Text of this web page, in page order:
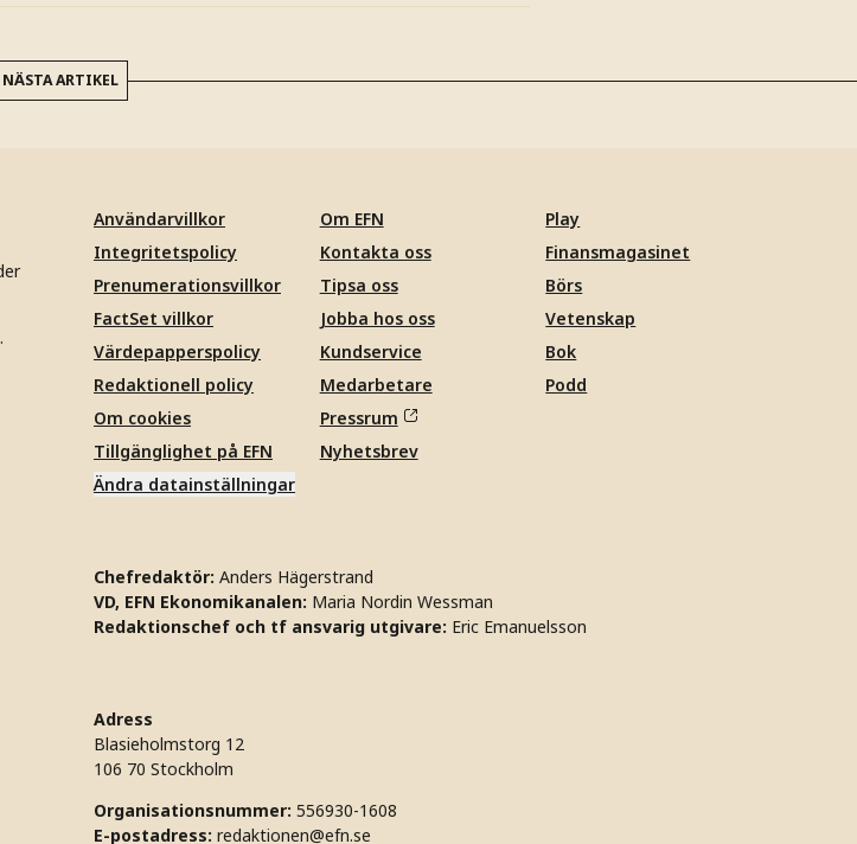
NÄSTA ARTIKEL
Användarvillkor
Integritetspolicy
Prenumerationsvillkor
FactSet villkor
Värdepapperspolicy
Redaktionell policy
Om cookies
Tillgänglighet på EFN
Ändra datainställningar
Om EFN
Kontakta oss
Tipsa oss
Jobba hos oss
Kundservice
Medarbetare
Pressrum
Nyhetsbrev
Play
Finansmagasinet
Börs
Vetenskap
Bok
Podd
Chefredaktör: Anders Hägerstrand
VD, EFN Ekonomikanalen: Maria Nordin Wessman
Redaktionschef och tf ansvarig utgivare: Eric Emanuelsson
Adress
Blasieholmstorg 12
106 70 Stockholm
Organisationsnummer: 556930-1608
E-postadress: redaktionen@efn.se